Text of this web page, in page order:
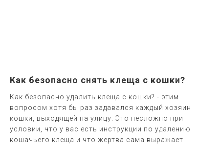
Как безопасно снять клеща с кошки?
Как безопасно удалить клеща с кошки? - этим
вопросом хотя бы раз задавался каждый хозяин
кошки, выходящей на улицу. Это несложно при
условии, что у вас есть инструкции по удалению
кошачьего клеща и что жертва сама выражает